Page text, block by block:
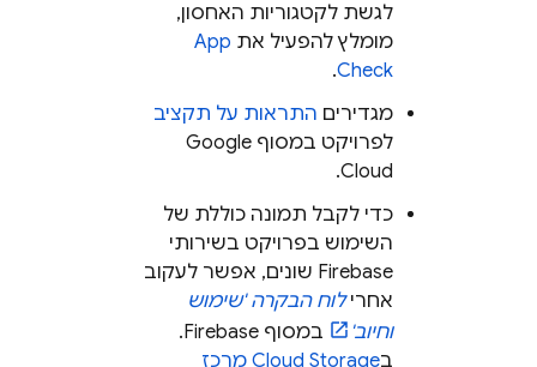
לגשת לקטגוריות האחסון,
מומלץ להפעיל את App
Check
.
מגדירים התראות על תקציב
לפרויקט במסוף Google
Cloud
.
כדי לקבל תמונה כוללת של
השימוש בפרויקט בשירותי
Firebase שונים, אפשר לעקוב
אחרילוח הבקרה 'שימוש
וחיוב'
במסוף Firebase
.
בCloud Storage מרכז